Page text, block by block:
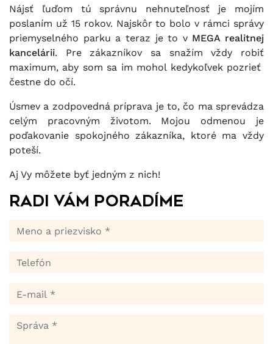
Nájsť ľuďom tú správnu nehnuteľnosť je mojím
poslaním už 15 rokov. Najskôr to bolo v rámci správy
priemyselného parku a teraz je to v MEGA realitnej
kancelárii. Pre zákazníkov sa snažím vždy robiť
maximum, aby som sa im mohol kedykoľvek pozrieť
čestne do očí.
Úsmev a zodpovedná príprava je to, čo ma sprevádza
celým pracovným životom. Mojou odmenou je
poďakovanie spokojného zákazníka, ktoré ma vždy
poteší.
Aj Vy môžete byť jedným z nich!
Radi Vám poradíme